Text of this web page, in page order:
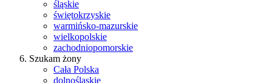
śląskie
świętokrzyskie
warmińsko-mazurskie
wielkopolskie
zachodniopomorskie
Szukam żony
Cała Polska
dolnośląskie